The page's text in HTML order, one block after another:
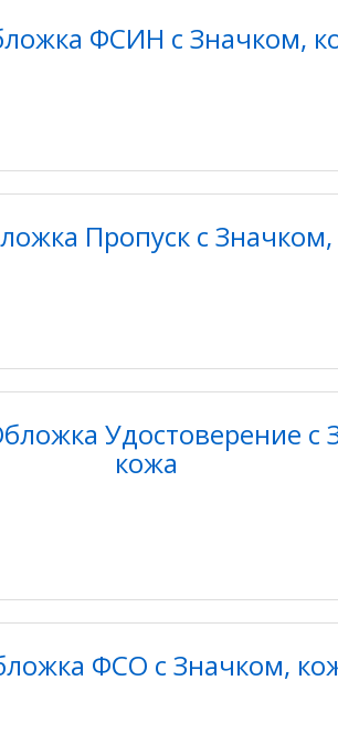
ФСИН с Значком,
Пропуск с
Удостоверение с
кожа
ФСО с Значком,